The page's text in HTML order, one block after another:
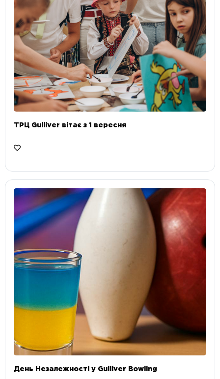
ТРЦ Gulliver вітає з 1 вересня
День Незалежності у Gulliver Bowling